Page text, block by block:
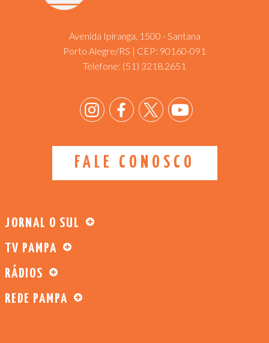
Avenida Ipiranga, 1500 - Santana
Porto Alegre/RS | CEP: 90160-091
Telefone: (51) 3218.2651
FALE CONOSCO
JORNAL O SUL
TV PAMPA
RÁDIOS
REDE PAMPA